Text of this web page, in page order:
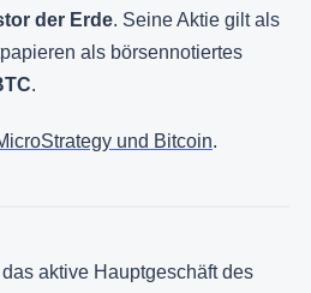
der Erde. Seine Aktie gilt als
als börsennotiertes
.
und Bitcoin.
aktive Hauptgeschäft des